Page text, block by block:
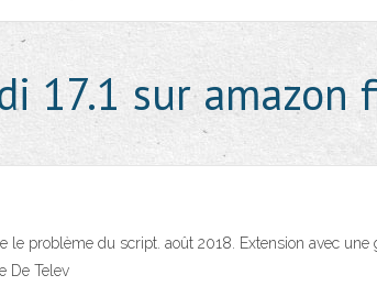
17.1 sur amazon
problème du script. août 2018. Extension avec
De Telev